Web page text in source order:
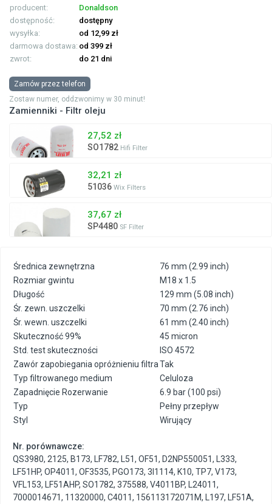
producent:
Donaldson
dostępność:
dostępny
wysyłka:
od 12,99 zł
darmowa dostawa: od 399 zł
zwrot:
do 21 dni
Zamów przez telefon
Zostaw numer, oddzwonimy w 30 minut!
Zamienniki - Filtr oleju
27,52 zł
SO1782 Hifi Filter
32,21 zł
51036 Wix Filters
37,67 zł
SP4480 SF Filter
Średnica zewnętrzna
76 mm (2.99 inch)
Rozmiar gwintu
M18 x 1.5
Długość
129 mm (5.08 inch)
Śr. zewn. uszczelki
70 mm (2.76 inch)
Śr. wewn. uszczelki
61 mm (2.40 inch)
Skuteczność 99%
45 micron
Std. test skuteczności
ISO 4572
Zawór zapobiegania opróżnieniu filtraTak
Typ filtrowanego medium
Celuloza
Zapadnięcie Rozerwanie
6.9 bar (100 psi)
Typ
Pełny przepływ
Styl
Wirujący
Nr. porównawcze:
QS3980, 2125, B173, LF782, L51, OF51, D2NP550051, L333,
LF51HP, OP4011, OF3535, PGO173, 3I1114, K10, TP7, V173,
VFL153, LF51AHP, SO1782, 375588, V4011BP, L24011,
7000014671, 11320000, C4011, 156113172071M, L197, LF51A,